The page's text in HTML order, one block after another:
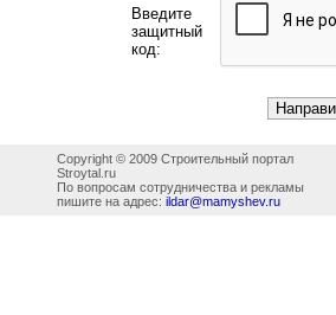
Введите
защитный
код:
Copyright © 2009 Строительный портал
Stroytal.ru
По вопросам сотрудничества и рекламы
пишите на адрес: ildar@mamyshev.ru